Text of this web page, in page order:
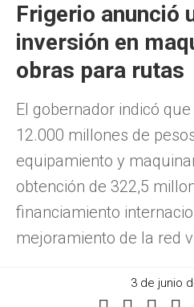
Frigerio anunció
inversión en
obras para rutas
El gobernador indicó
12.000 millones de
equipamiento y
obtención de 322,5
financiamiento
mejoramiento de la red
3 de junio